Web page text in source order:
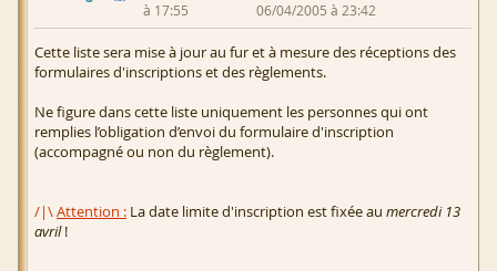
à 17:55
06/04/2005 à 23:42
Cette liste sera mise à jour au fur et à mesure des réceptions des
formulaires d'inscriptions et des règlements.
Ne figure dans cette liste uniquement les personnes qui ont
remplies l’obligation d’envoi du formulaire d'inscription
(accompagné ou non du règlement).
/|\Attention : La date limite d'inscription est fixée au mercredi 13
avril!